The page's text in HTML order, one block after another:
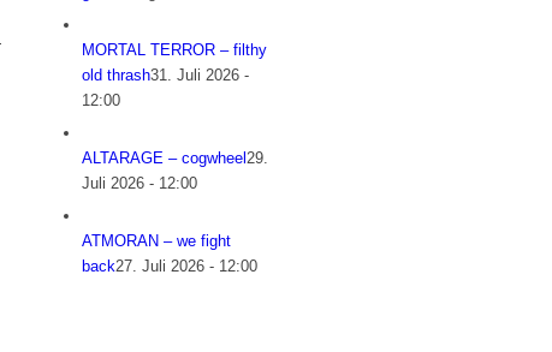
MORTAL TERROR – filthy
old thrash31. Juli 2026 -
12:00
ALTARAGE – cogwheel29.
Juli 2026 - 12:00
ATMORAN – we fight
back27. Juli 2026 - 12:00